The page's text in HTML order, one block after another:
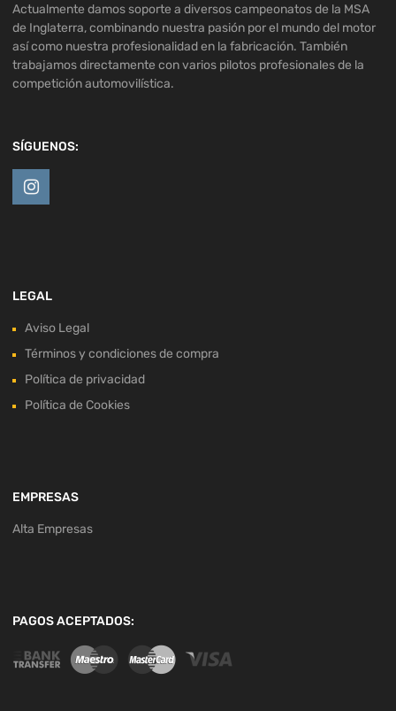
Actualmente damos soporte a diversos campeonatos de la MSA
de Inglaterra, combinando nuestra pasión por el mundo del motor
así como nuestra profesionalidad en la fabricación. También
trabajamos directamente con varios pilotos profesionales de la
competición automovilística.
SÍGUENOS:
LEGAL
Aviso Legal
Términos y condiciones de compra
Política de privacidad
Política de Cookies
EMPRESAS
Alta Empresas
PAGOS ACEPTADOS: